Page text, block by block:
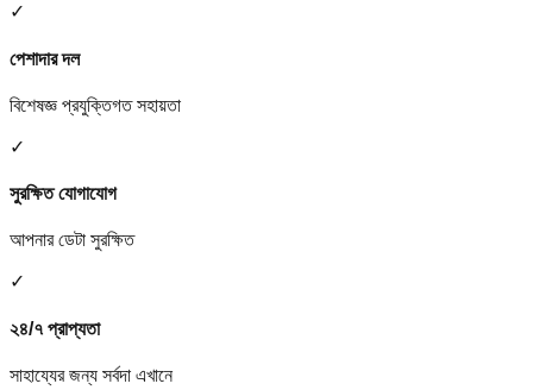
✓
পেশাদার দল
বিশেষজ্ঞ প্রযুক্তিগত সহায়তা
✓
সুরক্ষিত যোগাযোগ
আপনার ডেটা সুরক্ষিত
✓
২৪/৭ প্রাপ্যতা
সাহায্যের জন্য সর্বদা এখানে